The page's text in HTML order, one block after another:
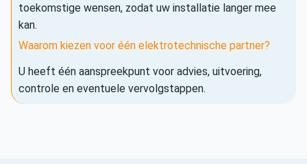
toekomstige wensen, zodat uw installatie langer mee
kan.
Waarom kiezen voor één elektrotechnische partner?
U heeft één aanspreekpunt voor advies, uitvoering,
controle en eventuele vervolgstappen.